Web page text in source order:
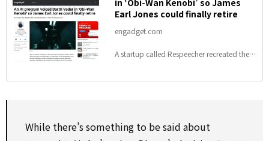
in ‘Obi-Wan Kenobi’ so James
Earl Jones could finally retire
engadget.com
A startup called Respeecher recreated the
While there’s something to be said about